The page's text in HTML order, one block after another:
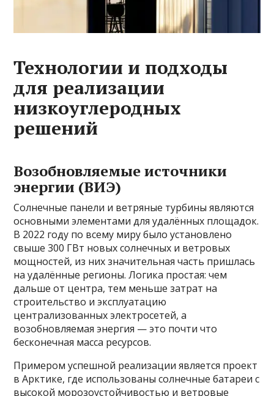
Технологии и подходы
для реализации
низкоуглеродных
решений
Возобновляемые источники
энергии (ВИЭ)
Солнечные панели и ветряные турбины являются
основными элементами для удалённых площадок.
В 2022 году по всему миру было установлено
свыше 300 ГВт новых солнечных и ветровых
мощностей, из них значительная часть пришлась
на удалённые регионы. Логика простая: чем
дальше от центра, тем меньше затрат на
строительство и эксплуатацию
централизованных электросетей, а
возобновляемая энергия — это почти что
бесконечная масса ресурсов.
Примером успешной реализации является проект
в Арктике, где использованы солнечные батареи с
высокой морозоустойчивостью и ветровые